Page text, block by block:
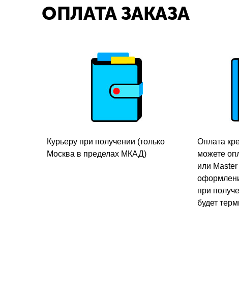
ОПЛАТА ЗАКАЗА
Курьеру при получении (только
Москва в пределах МКАД)
Оплата
можете
или
при
будет